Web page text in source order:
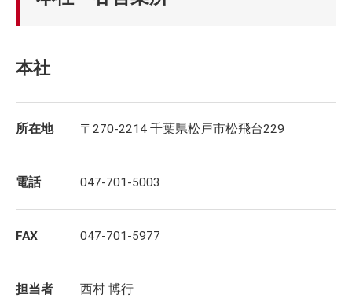
本社
所在地 〒270-2214 千葉県松戸市松飛台229
電話 047-701-5003
FAX 047-701-5977
担当者 西村 博行